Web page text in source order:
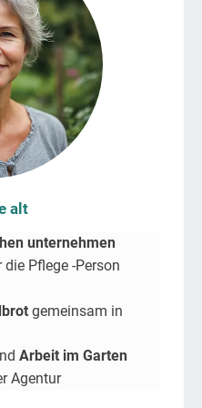
alt
unternehmen
die Pflege -Person
gemeinsam in
Arbeit im Garten
Agentur